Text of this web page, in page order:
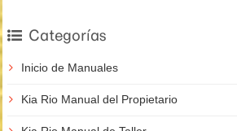
Categorías
Inicio de Manuales
Kia Rio Manual del Propietario